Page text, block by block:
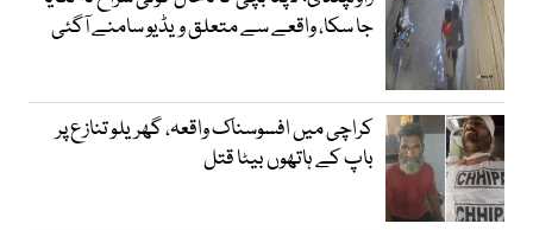
جا سکا، واقعے سے متعلق ویڈیو سامنے آگئی
کراچی میں افسوسناک واقعہ، گھریلو تنازع پر
باپ کے ہاتھوں بیٹا قتل